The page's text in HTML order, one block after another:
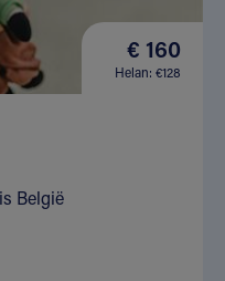
€ 160
Helan: €128
België